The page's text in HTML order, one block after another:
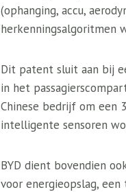
(ophanging, accu,
herkenningsalgoritmen
Dit patent sluit aan bij
in het
Chinese bedrijf om een
intelligente sensoren
BYD dient bovendien
voor energieopslag,